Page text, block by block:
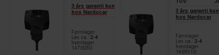
3 års garanti kun
hos Nardocar
Fjernlager
Lev. ca.:
2-4
hverdager
1470030
3 års garanti kun
hos Nardocar
Fjernlager
Lev. ca.: 2-4
hverdager
1469510